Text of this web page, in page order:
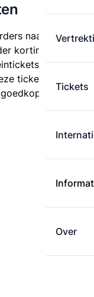
Tickets
Over
naar Dronten
korting.
tussen
tickets zijn
dan